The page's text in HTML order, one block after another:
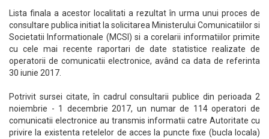
Lista finala a acestor localitati a rezultat în urma unui proces de
consultare publica initiat la solicitarea Ministerului Comunicatiilor si
Societatii Informationale (MCSI) si a corelarii informatiilor primite
cu cele mai recente raportari de date statistice realizate de
operatorii de comunicatii electronice, având ca data de referinta
30 iunie 2017.
Potrivit sursei citate, în cadrul consultarii publice din perioada 2
noiembrie - 1 decembrie 2017, un numar de 114 operatori de
comunicatii electronice au transmis informatii catre Autoritate cu
privire la existenta retelelor de acces la puncte fixe (bucla locala)